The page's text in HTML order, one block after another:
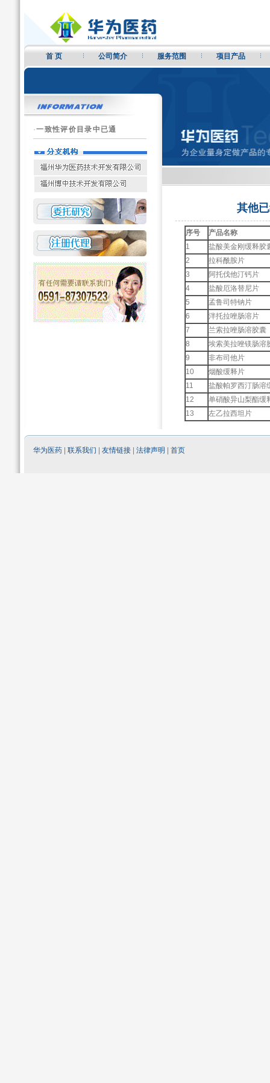
首 页 公司简介 服务范围 项目产品
·一致性评价目录中已通
其他
序号
产品名称
1
盐酸美金刚缓释胶
2
拉科酰胺片
3
阿托伐他汀钙片
4
盐酸厄洛替尼片
5
孟鲁司特钠片
6
泮托拉唑肠溶片
7
兰索拉唑肠溶胶囊
8
埃索美拉唑镁肠溶
9
非布司他片
10
烟酸缓释片
11
盐酸帕罗西汀肠溶
12
单硝酸异山梨酯缓
13
左乙拉西坦片
华为医药 联系我们 友情链接 法律声明 首页